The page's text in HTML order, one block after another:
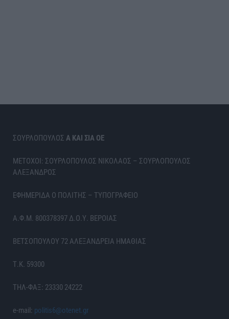
ΣΟΥΡΛΟΠΟΥΛΟΣ Α ΚΑΙ ΣΙΑ ΟΕ
ΜΕΤΟΧΟΙ: ΣΟΥΡΛΟΠΟΥΛΟΣ ΝΙΚΟΛΑΟΣ – ΣΟΥΡΛΟΠΟΥΛΟΣ
ΑΛΕΞΑΝΔΡΟΣ
ΕΦΗΜΕΡΙΔΑ Ο ΠΟΛΙΤΗΣ – ΤΥΠΟΓΡΑΦΕΙΟ
Α.Φ.Μ. 800378397 Δ.Ο.Υ. ΒΕΡΟΙΑΣ
ΒΕΤΣΟΠΟΥΛΟΥ 72 ΑΛΕΞΑΝΔΡΕΙΑ ΗΜΑΘΙΑΣ
Τ.Κ. 59300
ΤΗΛ-ΦΑΞ: 23330 24222
e-mail: politis6@otenet.gr